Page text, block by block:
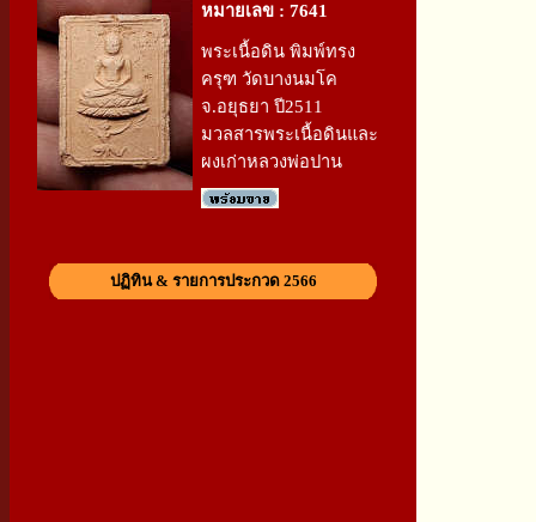
หมายเลข : 7641
พระเนื้อดิน พิมพ์ทรง
ครุฑ วัดบางนมโค
จ.อยุธยา ปี2511
มวลสารพระเนื้อดินและ
ผงเก่าหลวงพ่อปาน
ปฏิทิน & รายการประกวด 2566